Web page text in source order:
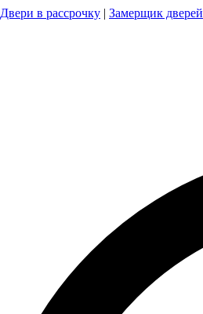
Двери в рассрочку | Замерщик дверей